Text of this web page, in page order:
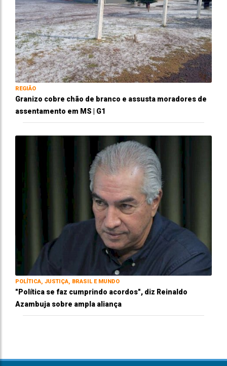
REGIÃO
Granizo cobre chão de branco e assusta moradores de
assentamento em MS | G1
POLÍTICA, JUSTIÇA, BRASIL E MUNDO
"Política se faz cumprindo acordos", diz Reinaldo
Azambuja sobre ampla aliança